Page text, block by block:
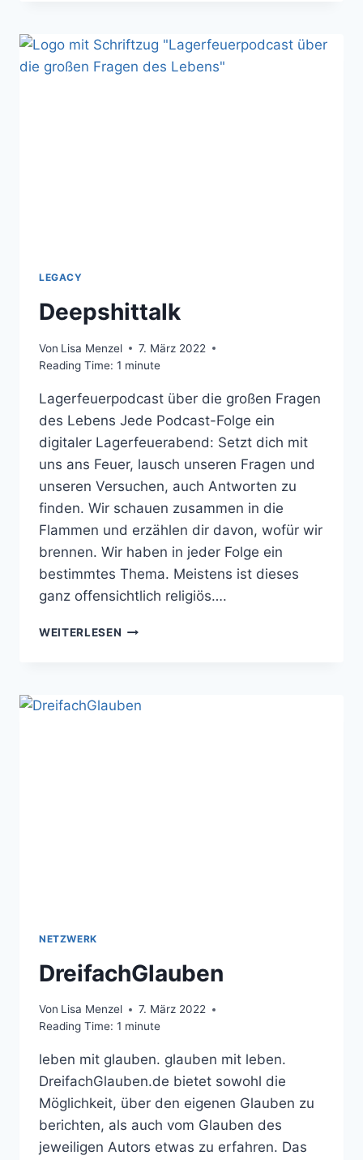
LEGACY
Deepshittalk
Von Lisa Menzel
7. März 2022
Reading Time: 1 minute
Lagerfeuerpodcast über die großen Fragen
des Lebens Jede Podcast-Folge ein
digitaler Lagerfeuerabend: Setzt dich mit
uns ans Feuer, lausch unseren Fragen und
unseren Versuchen, auch Antworten zu
finden. Wir schauen zusammen in die
Flammen und erzählen dir davon, wofür wir
brennen. Wir haben in jeder Folge ein
bestimmtes Thema. Meistens ist dieses
ganz offensichtlich religiös….
WEITERLESEN DEEPSHITTALK
NETZWERK
DreifachGlauben
Von Lisa Menzel
7. März 2022
Reading Time: 1 minute
leben mit glauben. glauben mit leben.
DreifachGlauben.de bietet sowohl die
Möglichkeit, über den eigenen Glauben zu
berichten, als auch vom Glauben des
jeweiligen Autors etwas zu erfahren. Das